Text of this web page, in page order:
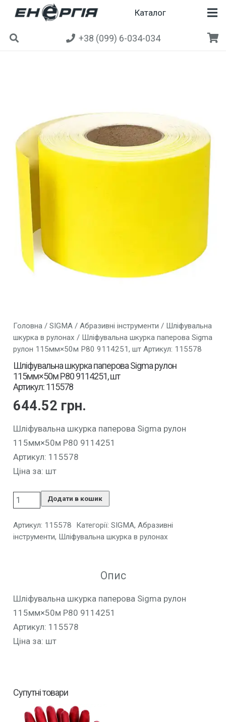
Каталог
+38 (099) 6-034-034
Головна/ SIGMA/ Абразивні інструменти / Шліфувальна
шкурка в рулонах / Шліфувальна шкурка паперова Sigma
рулон 115мм×50м P80 9114251, шт Артикул: 115578
Шліфувальна шкурка паперова Sigma рулон
115мм×50м P80 9114251, шт
Артикул: 115578
644.52 грн.
Шліфувальна шкурка паперова Sigma рулон
115мм×50м P80 9114251
Артикул: 115578
Ціна за: шт
Додати в кошик
Артикул: 115578 Категорії: SIGMA, Абразивні
інструменти, Шліфувальна шкурка в рулонах
Опис
Шліфувальна шкурка паперова Sigma рулон
115мм×50м P80 9114251
Артикул: 115578
Ціна за: шт
Супутні товари